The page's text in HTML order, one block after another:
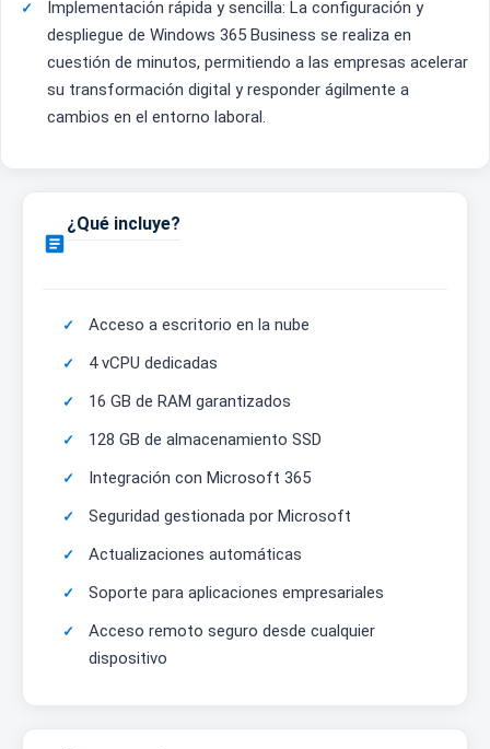
Implementación rápida y sencilla: La configuración y
despliegue de Windows 365 Business se realiza en
cuestión de minutos, permitiendo a las empresas acelerar
su transformación digital y responder ágilmente a
cambios en el entorno laboral.

¿Qué incluye?
Acceso a escritorio en la nube
4 vCPU dedicadas
16 GB de RAM garantizados
128 GB de almacenamiento SSD
Integración con Microsoft 365
Seguridad gestionada por Microsoft
Actualizaciones automáticas
Soporte para aplicaciones empresariales
Acceso remoto seguro desde cualquier
dispositivo